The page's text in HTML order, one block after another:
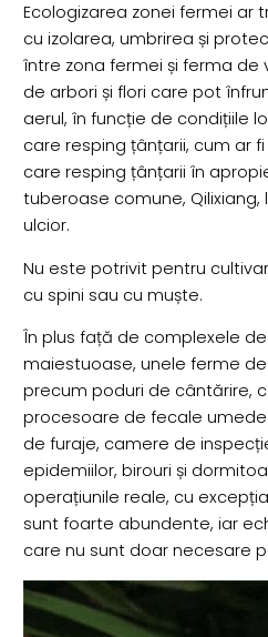
Ecologizarea zonei fermei ar
cu izolarea, umbrirea și
între zona fermei și ferma de
de arbori și flori care pot
aerul, în funcție de condițiile
care resping țânțarii, cum ar
care resping țânțarii în
tuberoase comune,
ulcior.
Nu este potrivit pentru
cu spini sau cu muște.
În plus față de complexele
maiestuoase, unele ferme
precum poduri de cântărire,
procesoare de fecale
de furaje, camere de
epidemiilor, birouri și
operațiunile reale, cu
sunt foarte abundente, iar
care nu sunt doar necesare